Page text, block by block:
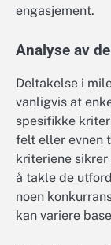
engasjement.
Analyse av
Deltakelse i
vanligvis at
spesifikke
felt eller evnen
kriteriene
å takle de
noen
kan variere